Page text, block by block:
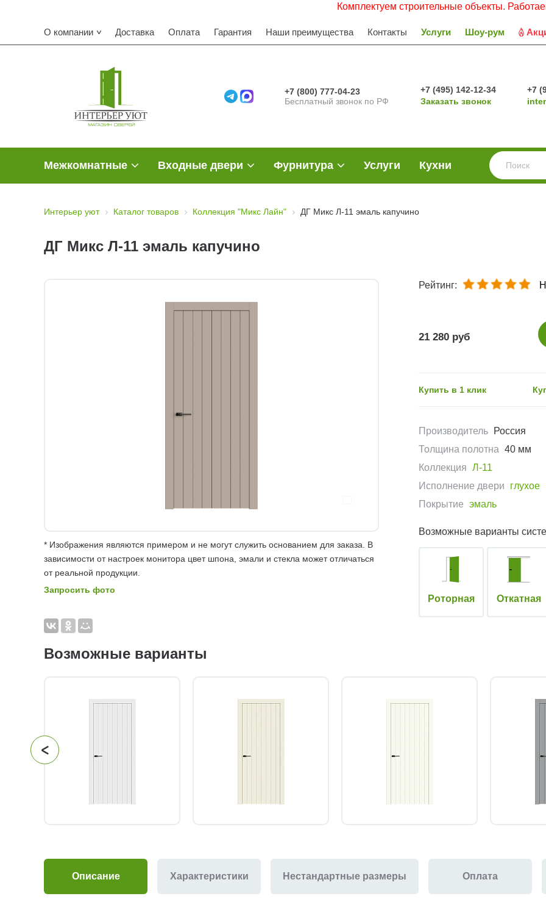
Комплектуем строительные объекты. Работаем с
О компании Доставка Оплата Гарантия Наши преимущества Контакты Услуги Шоу-рум
+7 (800) 777-04-23
Бесплатный звонок по РФ
+7 (495) 142-12-34
Заказать звонок
+7
Межкомнатные Входные двери Фурнитура Услуги Кухни
Интерьер уют Каталог товаров Коллекция "Микс Лайн" ДГ Микс Л-11 эмаль капучино
ДГ Микс Л-11 эмаль капучино
* Изображения являются примером и не могут служить основанием для заказа. В
зависимости от настроек монитора цвет шпона, эмали и стекла может отличаться
от реальной продукции.
Запросить фото
Рейтинг:
21 280 руб
Купить в 1 клик
Производитель
Россия
Толщина полотна 40 мм
Коллекция Л-11
Исполнение двери
глухое
Покрытие эмаль
Возможные варианты
Роторная Откатная
Возможные варианты
Описание Характеристики Нестандартные размеры Оплата